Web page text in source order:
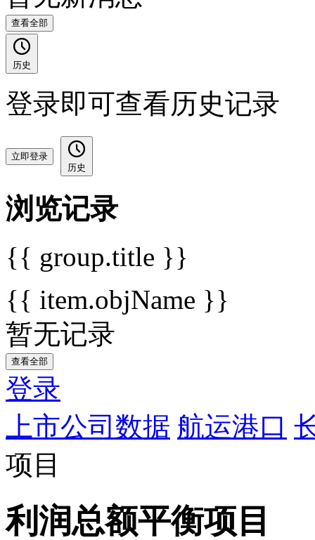
查看全部
历史
登录即可查看历史记录
立即登录
历史
浏览记录
{{ group.title }}
{{ item.objName }}
暂无记录
查看全部
登录
上市公司数据 航运港口
项目
利润总额平衡项目